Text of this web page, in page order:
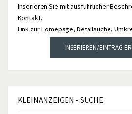
Inserieren Sie mit ausführlicher
Kontakt,
Link zur Homepage, Detailsuche,
INSERIEREN/EINTRAG
KLEINANZEIGEN - SUCHE